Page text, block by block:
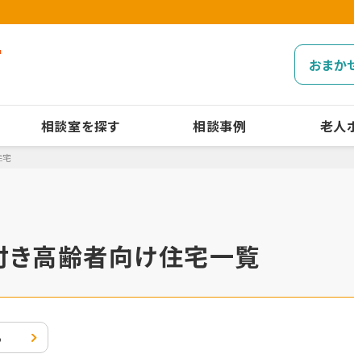
おまか
相談室を探す 相談事例 老人
高齢者向け住宅一覧